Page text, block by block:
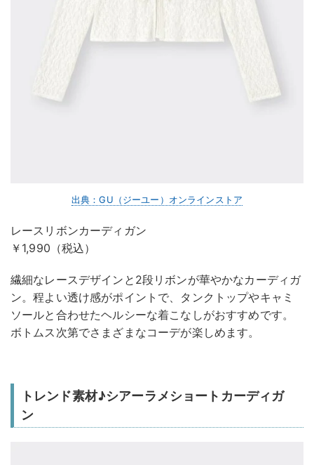
出典：GU（ジーユー）オンラインストア
レースリボンカーディガン
￥1,990（税込）
繊細なレースデザインと2段リボンが華やかなカーディガ
ン。程よい透け感がポイントで、タンクトップやキャミ
ソールと合わせたヘルシーな着こなしがおすすめです。
ボトムス次第でさまざまなコーデが楽しめます。
トレンド素材♪シアーラメショートカーディガ
ン